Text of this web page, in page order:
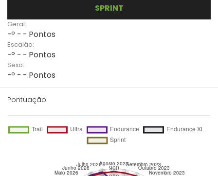
SPRINT
Geral:
-º - - Pontos
Escalão:
-º - - Pontos
Sexo:
-º - - Pontos
Pontuação